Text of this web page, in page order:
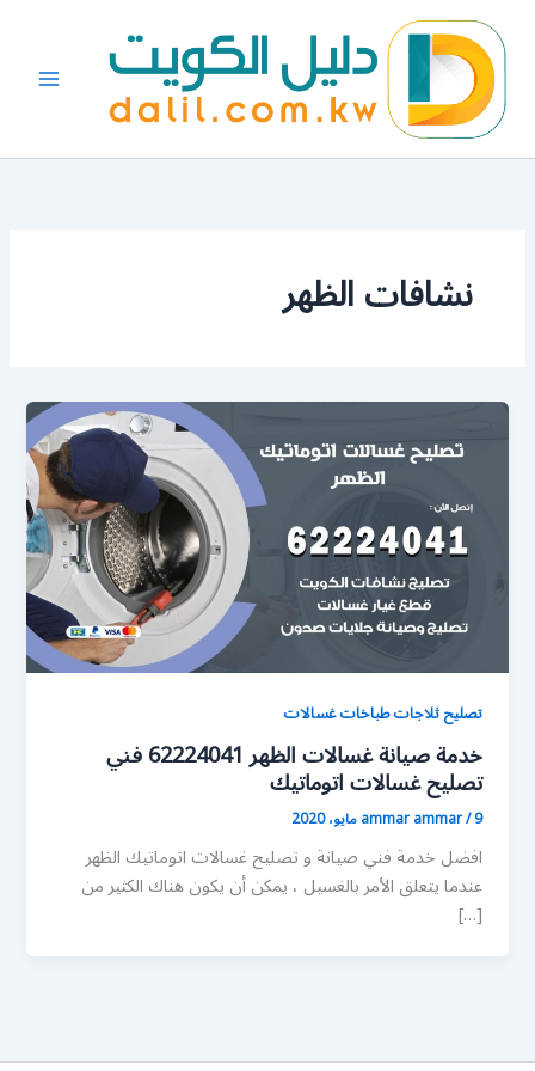
المحتوى
نشافات الظهر
تصليح ثلاجات طباخات غسالات
خدمة صيانة غسالات الظهر 62224041 فني
تصليح غسالات اتوماتيك
ammar ammar/9 مايو، 2020
افضل خدمة فني صيانة و تصليح غسالات اتوماتيك الظهر
عندما يتعلق الأمر بالغسيل ، يمكن أن يكون هناك الكثير من
[…]